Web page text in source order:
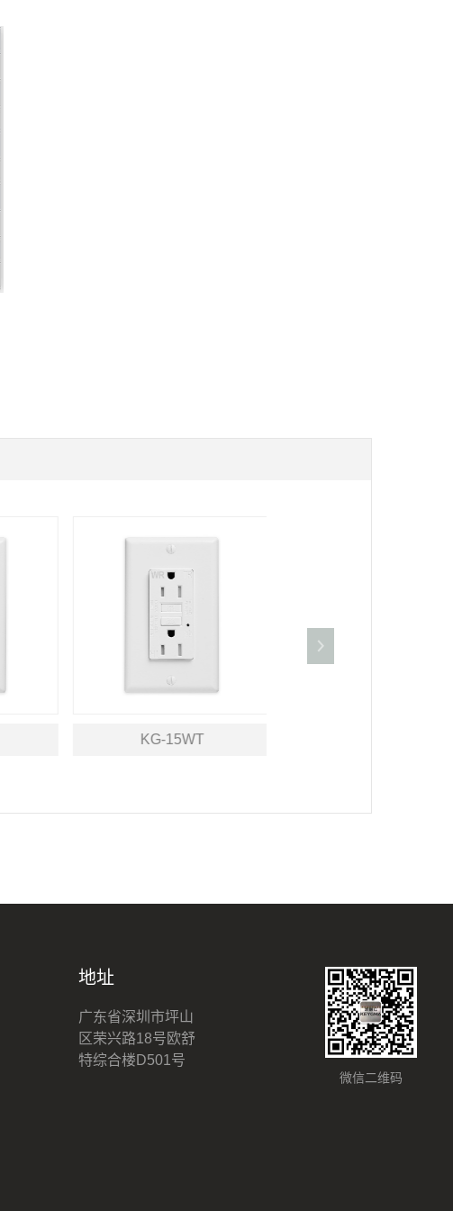
KG-15WT
地址
广东省深圳市坪山
区荣兴路18号欧舒
特综合楼D501号
微信二维码